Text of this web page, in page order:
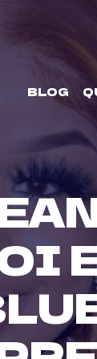
BLOG